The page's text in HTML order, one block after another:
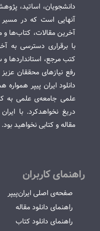
دانشجویان، اساتید،
آنهایی است که در
آخرین مقالات، کتاب‌ها و
با برقراری دسترسی به
کتب مرجع، استانداردها
رفع نیازهای محققان
دانلود ایران پیپر
علمی جامعه‌ی علمی به
دریغ نخواهدکرد. با
مقاله و کتابی نخواهید بود.
راهنمای کاربران
صفحه‌ی اصلی ایران‌پیپر
راهنمای دانلود مقاله
راهنمای دانلود کتاب